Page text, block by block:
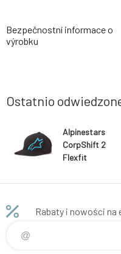
Bezpečnostní informace o
výrobku
Ostatnio
Alpinestars
CorpShift 2
Flexfit
BlackBlue
Rabaty i nowości na